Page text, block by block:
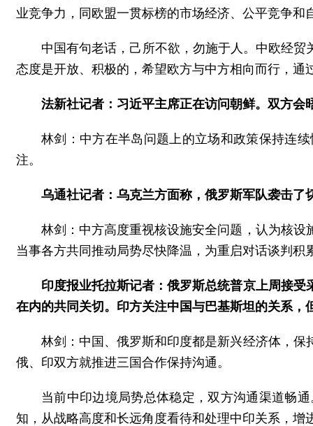
业竞争力，同欧盟一贯标榜的市场经济、公平竞争和
中国有句老话，己所不欲，勿施于人。中欧经
态度是开放、积极的，希望欧方与中方相向而行，
法新社记者：习近平主席正在访问朝鲜。双方
林剑：中方在半岛问题上的立场和政策保持连
注。
乌通社记者：乌克兰方面称，俄罗斯军队袭击
林剑：中方高度重视核设施安全问题，认为核
当事各方共同推动局势尽快降温，为重启对话谈判积
印度报业托拉斯记者：俄罗斯总统普京上周接
在内的共同关切。印方关注中国与巴基斯坦的关系
林剑：中国、俄罗斯和印度都是新兴经济体，
俄、印双方就推进三国合作保持沟通。
当前中印边境局势总体稳定，双方沟通渠道畅
知，从战略高度和长远角度看待和处理中印关系，